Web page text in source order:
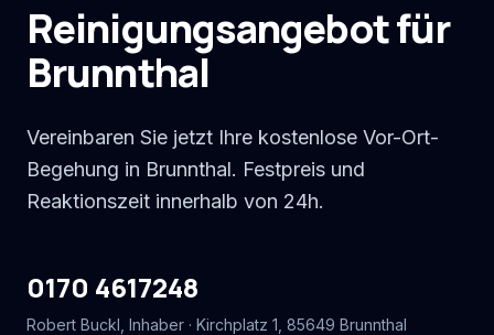
Reinigungsangebot für
Brunnthal
Vereinbaren Sie jetzt Ihre kostenlose Vor-Ort-
Begehung in Brunnthal. Festpreis und
Reaktionszeit innerhalb von 24h.
0170 4617248
Robert Buckl , Inhaber · Kirchplatz 1 85649 Brunnthal